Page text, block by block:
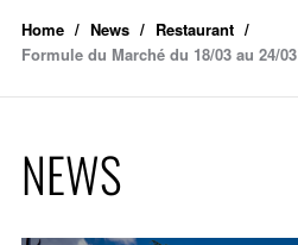
Home News
Restaurant
Formule du Marché du 18/03 au 24/03
NEWS